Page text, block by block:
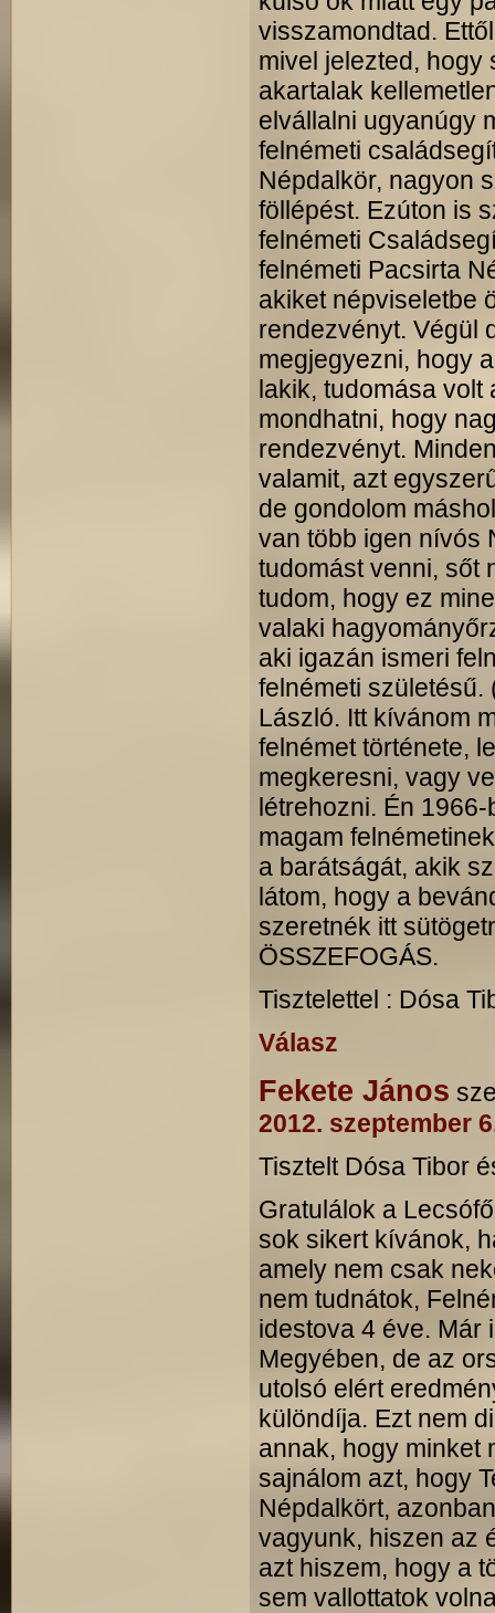
visszamondtad.
mivel jelezted, hogy
akartalak
elvállalni ugyanúgy
felnémeti
Népdalkör, nagyon
föllépést. Ezúton is
felnémeti
felnémeti Pacsirta
akiket népviseletbe
rendezvényt. Végül
megjegyezni, hogy
lakik, tudomása volt
mondhatni, hogy
rendezvényt.
valamit, azt
de gondolom
van több igen nívós
tudomást venni, sőt
tudom, hogy ez
valaki
aki igazán ismeri
felnémeti születésű.
László. Itt kívánom
felnémet története,
megkeresni, vagy
létrehozni. Én
magam
a barátságát, akik
látom, hogy a
szeretnék itt
ÖSSZEFOGÁS.
Tisztelettel : Dósa
Válasz
Fekete János
2012. szeptember
Tisztelt Dósa Tibor
Gratulálok a
sok sikert kívánok,
amely nem csak
nem tudnátok,
idestova 4 éve. Már
Megyében, de az
utolsó elért
különdíja. Ezt nem
annak, hogy minket
sajnálom azt, hogy
Népdalkört,
vagyunk, hiszen az
azt hiszem, hogy a
sem vallottatok